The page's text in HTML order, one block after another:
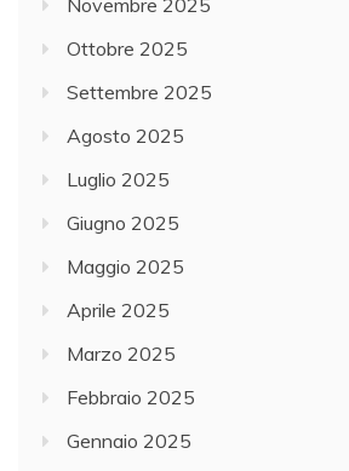
Novembre 2025
Ottobre 2025
Settembre 2025
Agosto 2025
Luglio 2025
Giugno 2025
Maggio 2025
Aprile 2025
Marzo 2025
Febbraio 2025
Gennaio 2025